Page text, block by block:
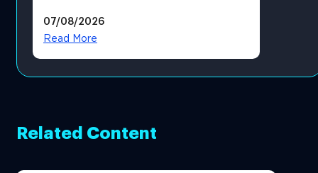
โดยตรง
07/08/2026
Read More
Related Content